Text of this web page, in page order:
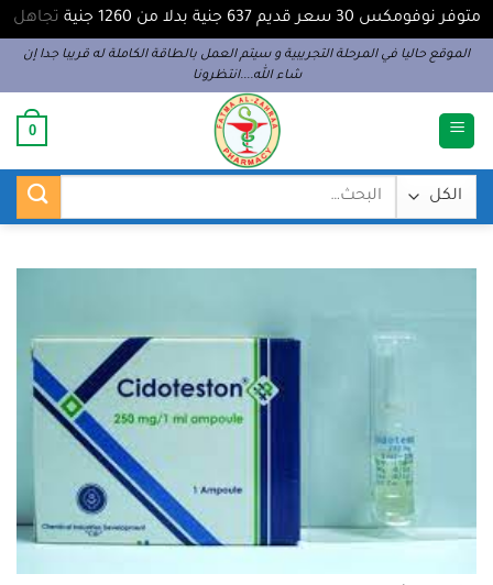
متوفر نوفومكس 30 سعر قديم 637 جنية بدلا من 1260 جنية
تجاهل
تخطيالموقع حاليا في المرحلة التجريبية و سيتم العمل بالطاقة الكاملة له قريبا جدا إن
شاء الله....انتظرونا
0
البحث